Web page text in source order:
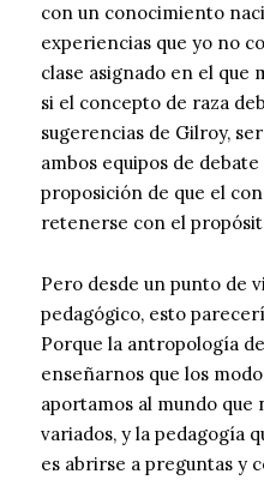
con un conocimiento
experiencias que yo no
clase asignado en el que
si el concepto de raza
sugerencias de Gilroy,
ambos equipos de
proposición de que el
retenerse con el
Pero desde un punto de
pedagógico, esto
Porque la antropología
enseñarnos que los
aportamos al mundo que
variados, y la pedagogía
es abrirse a preguntas y